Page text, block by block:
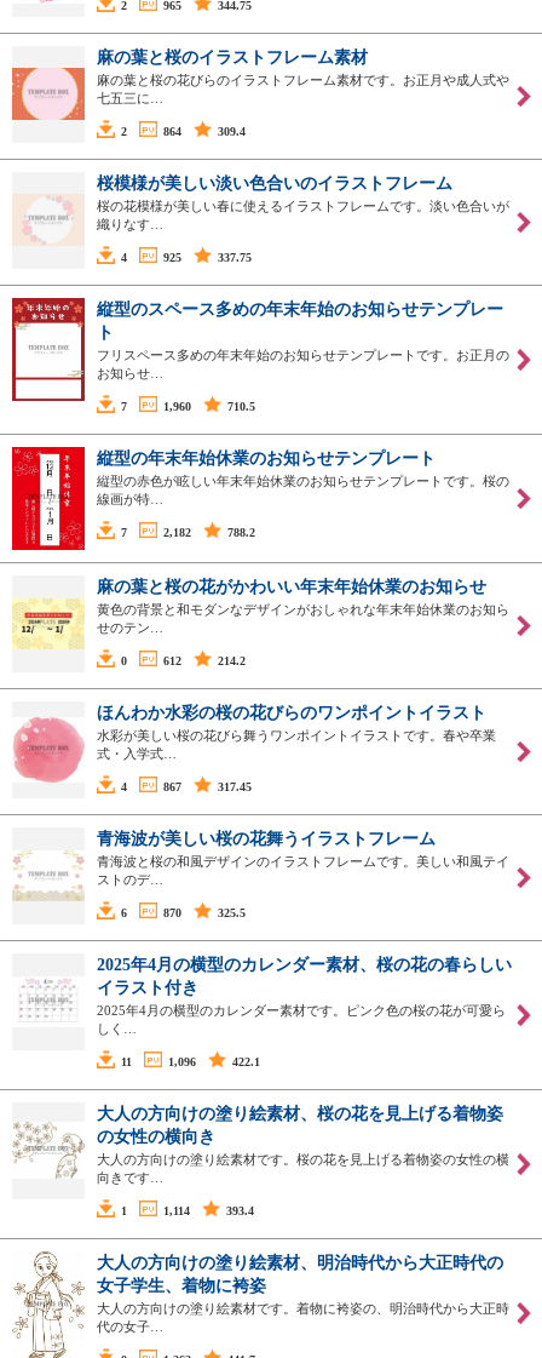
2 965 344.75
麻の葉と桜のイラストフレーム素材
麻の葉と桜の花びらのイラストフレーム素材です。お正月や成人式や
七五三に…
2 864 309.4
桜模様が美しい淡い色合いのイラストフレーム
桜の花模様が美しい春に使えるイラストフレームです。淡い色合いが
織りなす…
4 925 337.75
縦型のスペース多めの年末年始のお知らせテンプレー
ト
フリスペース多めの年末年始のお知らせテンプレートです。お正月の
お知らせ…
7 1,960 710.5
縦型の年末年始休業のお知らせテンプレート
縦型の赤色が眩しい年末年始休業のお知らせテンプレートです。桜の
線画が特…
7 2,182 788.2
麻の葉と桜の花がかわいい年末年始休業のお知らせ
黄色の背景と和モダンなデザインがおしゃれな年末年始休業のお知ら
せのテン…
0 612 214.2
ほんわか水彩の桜の花びらのワンポイントイラスト
水彩が美しい桜の花びら舞うワンポイントイラストです。春や卒業
式・入学式…
4 867 317.45
青海波が美しい桜の花舞うイラストフレーム
青海波と桜の和風デザインのイラストフレームです。美しい和風テイ
ストのデ…
6 870 325.5
2025年4月の横型のカレンダー素材、桜の花の春らしい
イラスト付き
2025年4月の横型のカレンダー素材です。ピンク色の桜の花が可愛ら
しく…
11 1,096 422.1
大人の方向けの塗り絵素材、桜の花を見上げる着物姿
の女性の横向き
大人の方向けの塗り絵素材です。桜の花を見上げる着物姿の女性の横
向きです…
1 1,114 393.4
大人の方向けの塗り絵素材、明治時代から大正時代の
女子学生、着物に袴姿
大人の方向けの塗り絵素材です。着物に袴姿の、明治時代から大正時
代の女子…